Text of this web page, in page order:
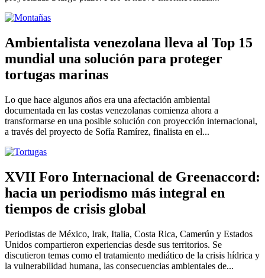
Ambientalista venezolana lleva al Top 15
mundial una solución para proteger
tortugas marinas
Lo que hace algunos años era una afectación ambiental
documentada en las costas venezolanas comienza ahora a
transformarse en una posible solución con proyección internacional,
a través del proyecto de Sofía Ramírez, finalista en el...
XVII Foro Internacional de Greenaccord:
hacia un periodismo más integral en
tiempos de crisis global
Periodistas de México, Irak, Italia, Costa Rica, Camerún y Estados
Unidos compartieron experiencias desde sus territorios. Se
discutieron temas como el tratamiento mediático de la crisis hídrica y
la vulnerabilidad humana, las consecuencias ambientales de...